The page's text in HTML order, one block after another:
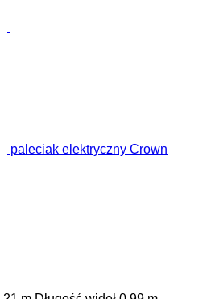
paleciak elektryczny Crown